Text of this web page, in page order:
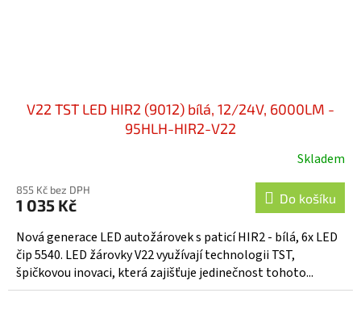
V22 TST LED HIR2 (9012) bílá, 12/24V, 6000LM -
95HLH-HIR2-V22
Skladem
855 Kč bez DPH
1 035 Kč Do košíku
Nová generace LED autožárovek s paticí HIR2 - bílá, 6x LED
čip 5540. LED žárovky V22 využívají technologii TST,
špičkovou inovaci, která zajišťuje jedinečnost tohoto...